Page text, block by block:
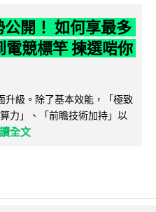
開！ 如何享最多
競標竿 揀選啱你
級。除了基本效能，「極致
力」、「前瞻技術加持」以
全文